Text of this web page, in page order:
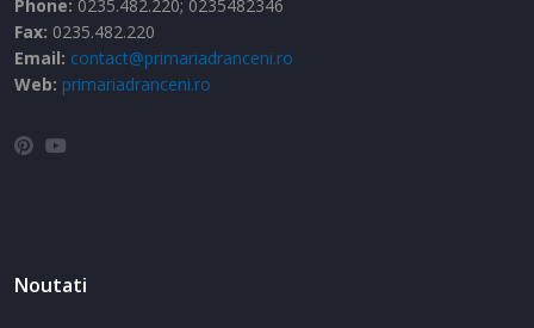
Phone: 0235.482.220; 0235482346
Fax: 0235.482.220
Email: contact@primariadranceni.ro
Web: primariadranceni.ro
Noutati